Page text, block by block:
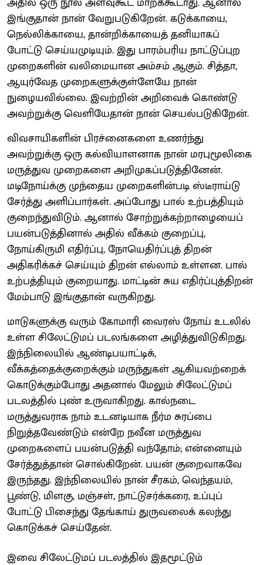
இங்குதான் நான் வேறுபடுகிறேன். கடுக்காயை,
நெல்லிக்காயை, தான்றிக்காயைத் தனியாகப்
போட்டு செய்யமுடியும். இது பாரம்பரிய நாட்டுப்புற
முறைகளின் வலிமையான அம்சம் ஆகும். சித்தா,
ஆயுர்வேத முறைகளுக்குள்ளேயே நான்
நுழையவில்லை. இவற்றின் அறிவைக் கொண்டு
அவற்றுக்கு வெளியேதான் நான் செயல்படுகிறேன்.
விவசாயிகளின் பிரச்னைகளை உணர்ந்து
அவற்றுக்கு ஒரு கல்வியாளனாக நான் மரபுமூலிகை
மருத்துவ முறைகளை அறிமுகப்படுத்தினேன்.
மடிநோய்க்கு முந்தைய முறைகளின்படி ஸ்டீராய்டு
சேர்த்து அளிப்பார்கள். அப்போது பால் உற்பத்தியும்
குறைந்துவிடும். ஆனால் சோற்றுக்கற்றாழையைப்
பயன்படுத்தினால் அதில் வீக்கம் குறைப்பு,
நோய்கிருமி எதிர்ப்பு, நோயெதிர்ப்புத் திறன்
அதிகரிக்கச் செய்யும் திறன் எல்லாம் உள்ளன. பால்
உற்பத்தியும் குறையாது. மாட்டின் சுய எதிர்ப்புத்திறன்
மேம்பாடு இங்குதான் வருகிறது.
மாடுகளுக்கு வரும் கோமாரி வைரஸ் நோய் உடலில்
உள்ள சிலேட்டுமப் படலங்களை அழித்துவிடுகிறது.
இந்நிலையில் ஆண்டிபயாட்டிக்,
வீக்கத்தைக்குறைக்கும் மருந்துகள் ஆகியவற்றைக்
கொடுக்கும்போது அதனால் மேலும் சிலேட்டுமப்
படலத்தில் புண் உருவாகிறது. கால்நடை
மருத்துவராக நாம் உடனடியாக நீர்ம சுரப்பை
நிறுத்தவேண்டும் என்றே நவீன மருத்துவ
முறைகளைப் பயன்படுத்தி வந்தோம்; என்னையும்
சேர்த்துத்தான் சொல்கிறேன். பயன் குறைவாகவே
இருந்தது. இந்நிலையில் நான் சீரகம், வெந்தயம்,
பூண்டு, மிளகு, மஞ்சள், நாட்டுசர்க்கரை, உப்புப்
போட்டு பிசைந்து தேங்காய் துருவலைக் கலந்து
கொடுக்கச் செய்தேன்.
இவை சிலேட்டுமப் படலத்தில் இதமூட்டும்